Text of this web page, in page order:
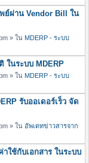
ย์ผ่าน Vendor Bill ใน
» ใน MDERP - ระบบ
ในระบบ MDERP
» ใน MDERP - ระบบ
รับออเดอร์เร็ว จัด
» ใน อัพเดทข่าวสารจาก
ใช้กับเอกสาร ในระบบ